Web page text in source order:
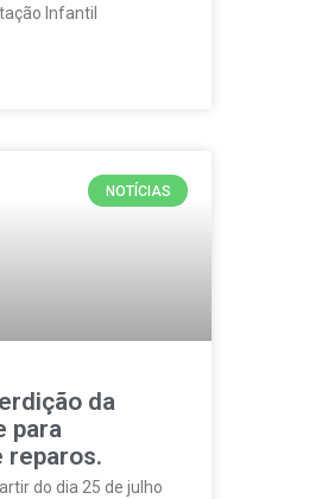
Infantil
NOTÍCIAS
da
para
reparos.
do dia 25 de julho